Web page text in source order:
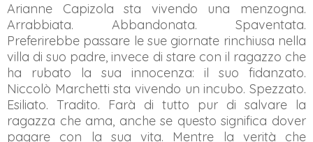
Arianne Capizola sta vivendo una menzogna.
Arrabbiata. Abbandonata. Spaventata.
Preferirebbe passare le sue giornate rinchiusa nella
villa di suo padre, invece di stare con il ragazzo che
ha rubato la sua innocenza: il suo fidanzato.
Niccolò Marchetti sta vivendo un incubo. Spezzato.
Esiliato. Tradito. Farà di tutto pur di salvare la
ragazza che ama, anche se questo significa dover
pagare con la sua vita. Mentre la verità che